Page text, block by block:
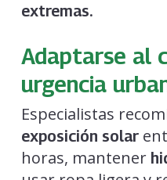
extremas.
Adaptarse al
urgencia
Especialistas
exposición solar
horas, mantener